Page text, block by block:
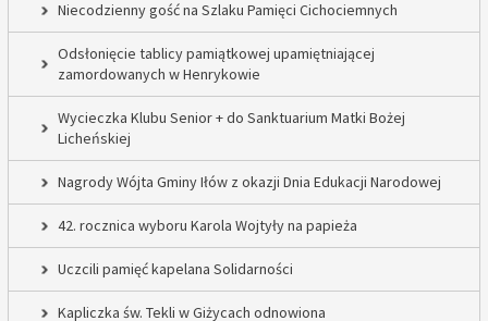
Niecodzienny gość na Szlaku Pamięci Cichociemnych
Odsłonięcie tablicy pamiątkowej upamiętniającej
zamordowanych w Henrykowie
Wycieczka Klubu Senior + do Sanktuarium Matki Bożej
Licheńskiej
Nagrody Wójta Gminy Iłów z okazji Dnia Edukacji Narodowej
42. rocznica wyboru Karola Wojtyły na papieża
Uczcili pamięć kapelana Solidarności
Kapliczka św. Tekli w Giżycach odnowiona